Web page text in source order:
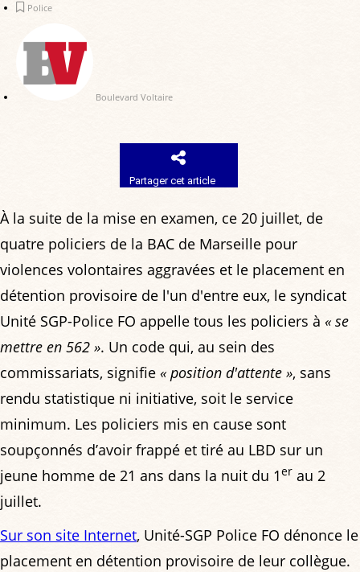
Police
Boulevard Voltaire
Partager cet article
À la suite de la mise en examen, ce 20 juillet, de
quatre policiers de la BAC de Marseille pour
violences volontaires aggravées et le placement en
détention provisoire de l'un d'entre eux, le syndicat
Unité SGP-Police FO appelle tous les policiers à « se
mettre en 562 ». Un code qui, au sein des
commissariats, signifie « position d'attente », sans
rendu statistique ni initiative, soit le service
minimum. Les policiers mis en cause sont
soupçonnés d’avoir frappé et tiré au LBD sur un
jeune homme de 21 ans dans la nuit du 1er au 2
juillet.
Sur son site Internet, Unité-SGP Police FO dénonce le
placement en détention provisoire de leur collègue.